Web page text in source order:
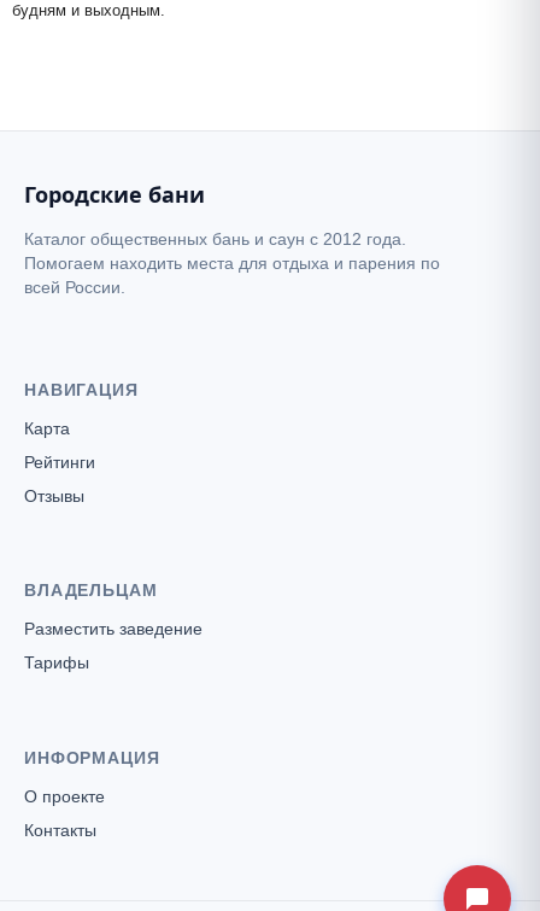
будням и выходным.
Городские бани
Каталог общественных бань и саун с 2012 года.
Помогаем находить места для отдыха и парения по
всей России.
НАВИГАЦИЯ
Карта
Рейтинги
Отзывы
ВЛАДЕЛЬЦАМ
Разместить заведение
Тарифы
ИНФОРМАЦИЯ
О проекте
Контакты